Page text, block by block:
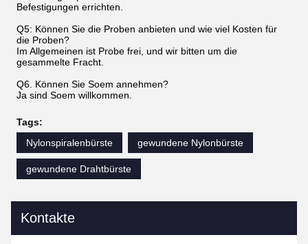
Befestigungen errichten.
Q5: Können Sie die Proben anbieten und wie viel Kosten für
die Proben?
Im Allgemeinen ist Probe frei, und wir bitten um die
gesammelte Fracht.
Q6. Können Sie Soem annehmen?
Ja sind Soem willkommen.
Tags:
Nylonspiralenbürste
gewundene Nylonbürste
gewundene Drahtbürste
Kontakte